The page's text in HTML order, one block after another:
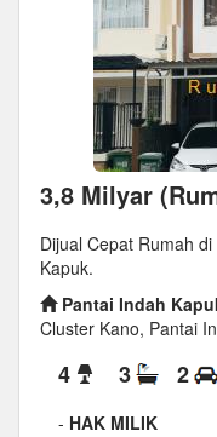
3,8 Milyar
Dijual Cepat Rumah
Kapuk.
Pantai Indah
Cluster Kano, Pantai
4 3 2
- HAK MILIK